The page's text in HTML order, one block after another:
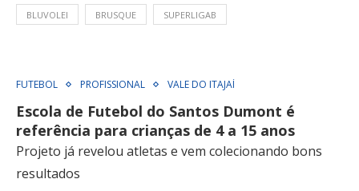
BLUVOLEI BRUSQUE SUPERLIGAB
FUTEBOL PROFISSIONAL VALE DO ITAJAÍ
Escola de Futebol do Santos Dumont é
referência para crianças de 4 a 15 anos
Projeto já revelou atletas e vem colecionando bons
resultados